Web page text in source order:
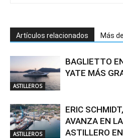
Artículos relacionados Más
ASTILLEROS
BAGLIETTO
YATE MÁS
ASTILLEROS
ERIC
AVANZA EN
ASTILLERO